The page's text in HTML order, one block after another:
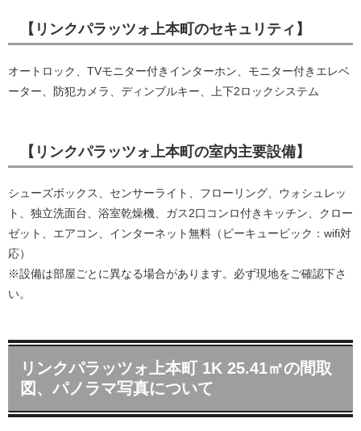
【リンクパラッツォ上本町のセキュリティ】
オートロック、TVモニター付きインターホン、モニター付きエレベ
ーター、防犯カメラ、ディンブルキー、上下2ロックシステム
【リンクパラッツォ上本町の室内主要設備】
シューズボックス、センサーライト、フローリング、ウォシュレッ
ト、独立洗面台、浴室乾燥機、ガス2口コンロ付きキッチン、クロー
ゼット、エアコン、インターネット無料（ビーキュービック：wifi対
応）
※設備は部屋ごとに異なる場合があります。必ず現地をご確認下さ
い。
リンクパラッツォ上本町 1K 25.41㎡の間取
図、パノラマ写真について